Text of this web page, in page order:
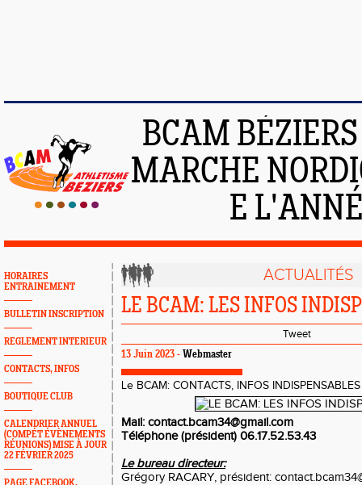
BCAM
MARCHE
E
HORAIRES
ENTRAINEMENT
BULLETIN INSCRIPTION
REGLEMENT INTERIEUR
CONTACTS, INFOS
BOUTIQUE CLUB
CALENDRIER ANNUEL
(COMPÉT ÉVÈNEMENTS
RÉUNIONS) MISE À JOUR
22 FÉVRIER 2025
ACTUALITÉS
LE BCAM: LES INFOS
Tweet
13 Juin 2023 - Webmaster
Le BCAM: CONTACTS, INFOS INDISPENSABLES
Mail: contact.bcam34@gmail.com
Téléphone (président) 06.17.52.53.43
Le bureau directeur:
Grégory RACARY, président: